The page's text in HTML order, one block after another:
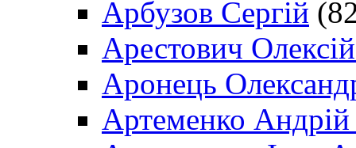
Арбузов Сергій
Арестович
Аронець
Артеменко Андрій